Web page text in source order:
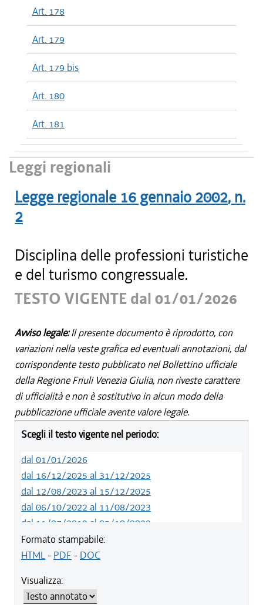
Art. 178
Art. 179
Art. 179 bis
Art. 180
Art. 181
Leggi regionali
Legge regionale 16 gennaio 2002, n.
2
Disciplina delle professioni turistiche
e del turismo congressuale.
TESTO VIGENTE dal 01/01/2026
Avviso legale:Il presente documento è riprodotto, con
variazioni nella veste grafica ed eventuali annotazioni, dal
corrispondente testo pubblicato nel Bollettino ufficiale
della Regione Friuli Venezia Giulia, non riveste carattere
di ufficialità e non è sostitutivo in alcun modo della
pubblicazione ufficiale avente valore legale.
Scegli il testo vigente nel periodo:
dal 01/01/2026
dal 16/12/2025 al 31/12/2025
dal 12/08/2023 al 15/12/2025
dal 06/10/2022 al 11/08/2023
dal 11/07/2019 al 05/10/2022
dal 01/05/2019 al 10/07/2019
dal 12/04/2018 al 30/04/2019
dal 01/01/2018 al 28/03/2018
dal 09/11/2017 al 31/12/2017
Formato stampabile:
HTML- PDF - DOC
Visualizza: